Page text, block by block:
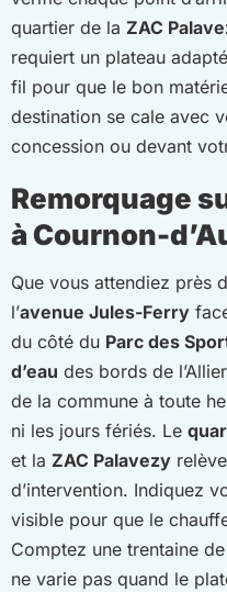
quartier de la ZAC
requiert un plateau
fil pour que le bon
destination se cale avec
concession ou devant
Remorquage
à Cournon-
Que vous attendiez près
l’avenue Jules-Ferry
du côté du Parc des
d’eau des bords de
de la commune à toute
ni les jours fériés. Le
et la ZAC Palavezy
d’intervention. Indiquez
visible pour que le
Comptez une trentaine
ne varie pas quand le